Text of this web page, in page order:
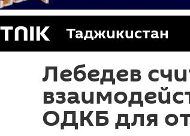
Таджикистан
Лебедев
ОДКБ для